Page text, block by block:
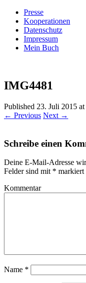
Presse
Kooperationen
Datenschutz
Impressum
Mein Buch
Villa König
IMG4481
Published 23. Juli 2015 at
← Previous Next →
Schreibe einen
Deine E-Mail-Adresse
Felder sind mit * markiert
Kommentar
Name *